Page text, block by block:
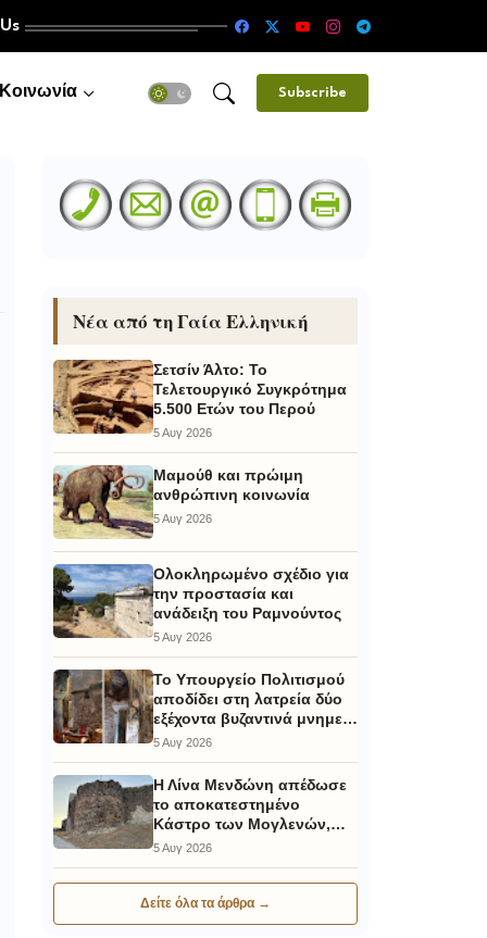
Κοινωνία Subscribe
Νέα από τη Γαία Ελληνική
Σετσίν Άλτο: Το
Τελετουργικό Συγκρότημα
5.500 Ετών του Περού
5 Αυγ 2026
Μαμούθ και πρώιμη
ανθρώπινη κοινωνία
5 Αυγ 2026
Ολοκληρωμένο σχέδιο για
την προστασία και
ανάδειξη του Ραμνούντος
5 Αυγ 2026
Το Υπουργείο Πολιτισμού
αποδίδει στη λατρεία δύο
εξέχοντα βυζαντινά μνημεία
στην Καστοριά και έπεται
τέμενος Κουρσούμ
5 Αυγ 2026
Η Λίνα Μενδώνη απέδωσε
το αποκατεστημένο
Κάστρο των Μογλενών,
στην τοπική κοινωνία και
Πέλλας
5 Αυγ 2026
Δείτε όλα τα άρθρα →